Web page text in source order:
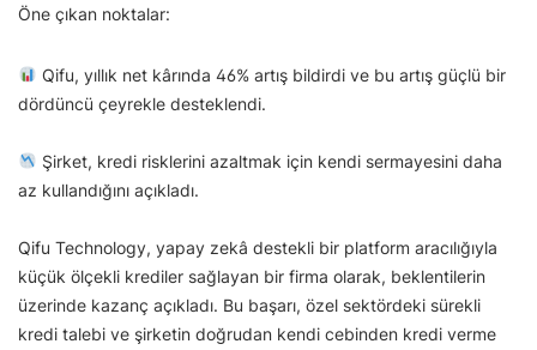
Öne çıkan noktalar:
Qifu, yıllık net kârında 46% artış bildirdi ve bu artış güçlü bir
dördüncü çeyrekle desteklendi.
Şirket, kredi risklerini azaltmak için kendi sermayesini daha
az kullandığını açıkladı.
Qifu Technology, yapay zekâ destekli bir platform aracılığıyla
küçük ölçekli krediler sağlayan bir firma olarak, beklentilerin
üzerinde kazanç açıkladı. Bu başarı, özel sektördeki sürekli
kredi talebi ve şirketin doğrudan kendi cebinden kredi verme